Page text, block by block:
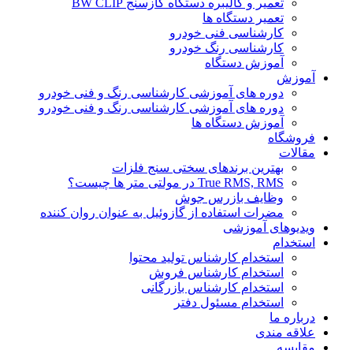
تعمیر دستگاه ها
کارشناسی فنی خودرو
کارشناسی رنگ خودرو
آموزش دستگاه
آموزش
دوره های آموزشی کارشناسی رنگ و فنی خودرو
دوره های آموزشی کارشناسی رنگ و فنی خودرو
آموزش دستگاه ها
فروشگاه
مقالات
بهترین برندهای سختی سنج فلزات
True RMS, RMS در مولتی متر ها چیست؟
وظایف بازرس جوش
مضرات استفاده از گازوئیل به عنوان روان کننده
ویدیوهای آموزشی
استخدام
استخدام کارشناس تولید محتوا
استخدام کارشناس فروش
استخدام کارشناس بازرگانی
استخدام مسئول دفتر
درباره ما
علاقه مندی
مقایسه